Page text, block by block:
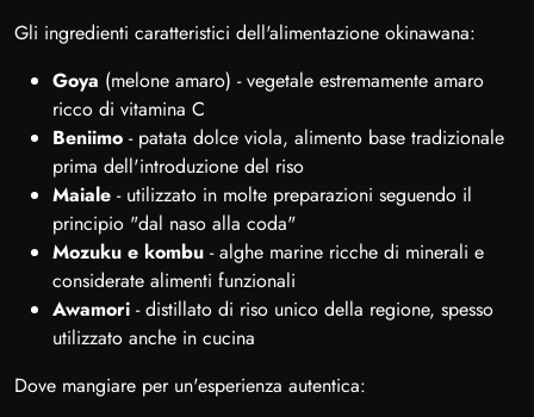
Gli ingredienti caratteristici dell'alimentazione okinawana:
Goya (melone amaro) - vegetale estremamente amaro
ricco di vitamina C
Beniimo - patata dolce viola, alimento base tradizionale
prima dell'introduzione del riso
Maiale - utilizzato in molte preparazioni seguendo il
principio "dal naso alla coda"
Mozuku e kombu - alghe marine ricche di minerali e
considerate alimenti funzionali
Awamori - distillato di riso unico della regione, spesso
utilizzato anche in cucina
Dove mangiare per un'esperienza autentica: